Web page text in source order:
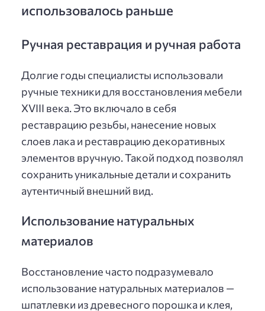
использовалось раньше
Ручная реставрация и ручная работа
Долгие годы специалисты использовали
ручные техники для восстановления мебели
XVIII века. Это включало в себя
реставрацию резьбы, нанесение новых
слоев лака и реставрацию декоративных
элементов вручную. Такой подход позволял
сохранить уникальные детали и сохранить
аутентичный внешний вид.
Использование натуральных
материалов
Восстановление часто подразумевало
использование натуральных материалов —
шпатлевки из древесного порошка и клея,